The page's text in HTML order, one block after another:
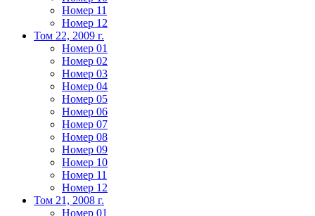
Номер 11
Номер 12
Том 22, 2009 г.
Номер 01
Номер 02
Номер 03
Номер 04
Номер 05
Номер 06
Номер 07
Номер 08
Номер 09
Номер 10
Номер 11
Номер 12
Том 21, 2008 г.
Номер 01